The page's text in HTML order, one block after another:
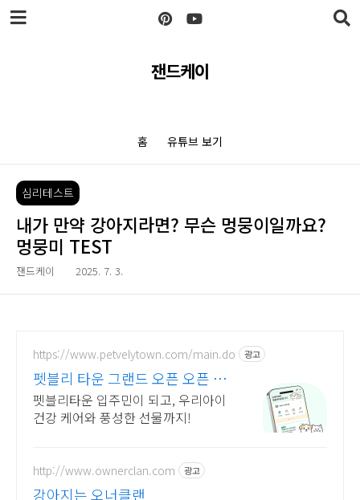
본문 바로가기
잰드케이
홈 유튜브 보기
심리테스트
내가 만약 강아지라면? 무슨 멍뭉이일까요?
멍뭉미 TEST
잰드케이 2025. 7. 3.
https://www.petvelytown.com/main.do 광고
펫블리 타운 그랜드 오픈 오픈 이
벤트 진행 중!
펫블리타운 입주민이 되고, 우리아이
건강 케어와 풍성한 선물까지!
http://www.ownerclan.com 광고
강아지는 오너클랜